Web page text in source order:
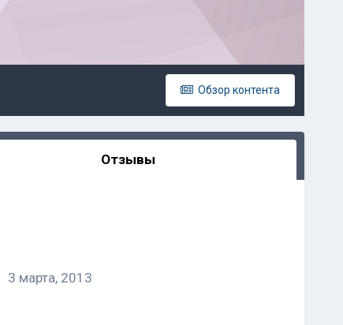
Обзор контента
Отзывы
3 марта, 2013